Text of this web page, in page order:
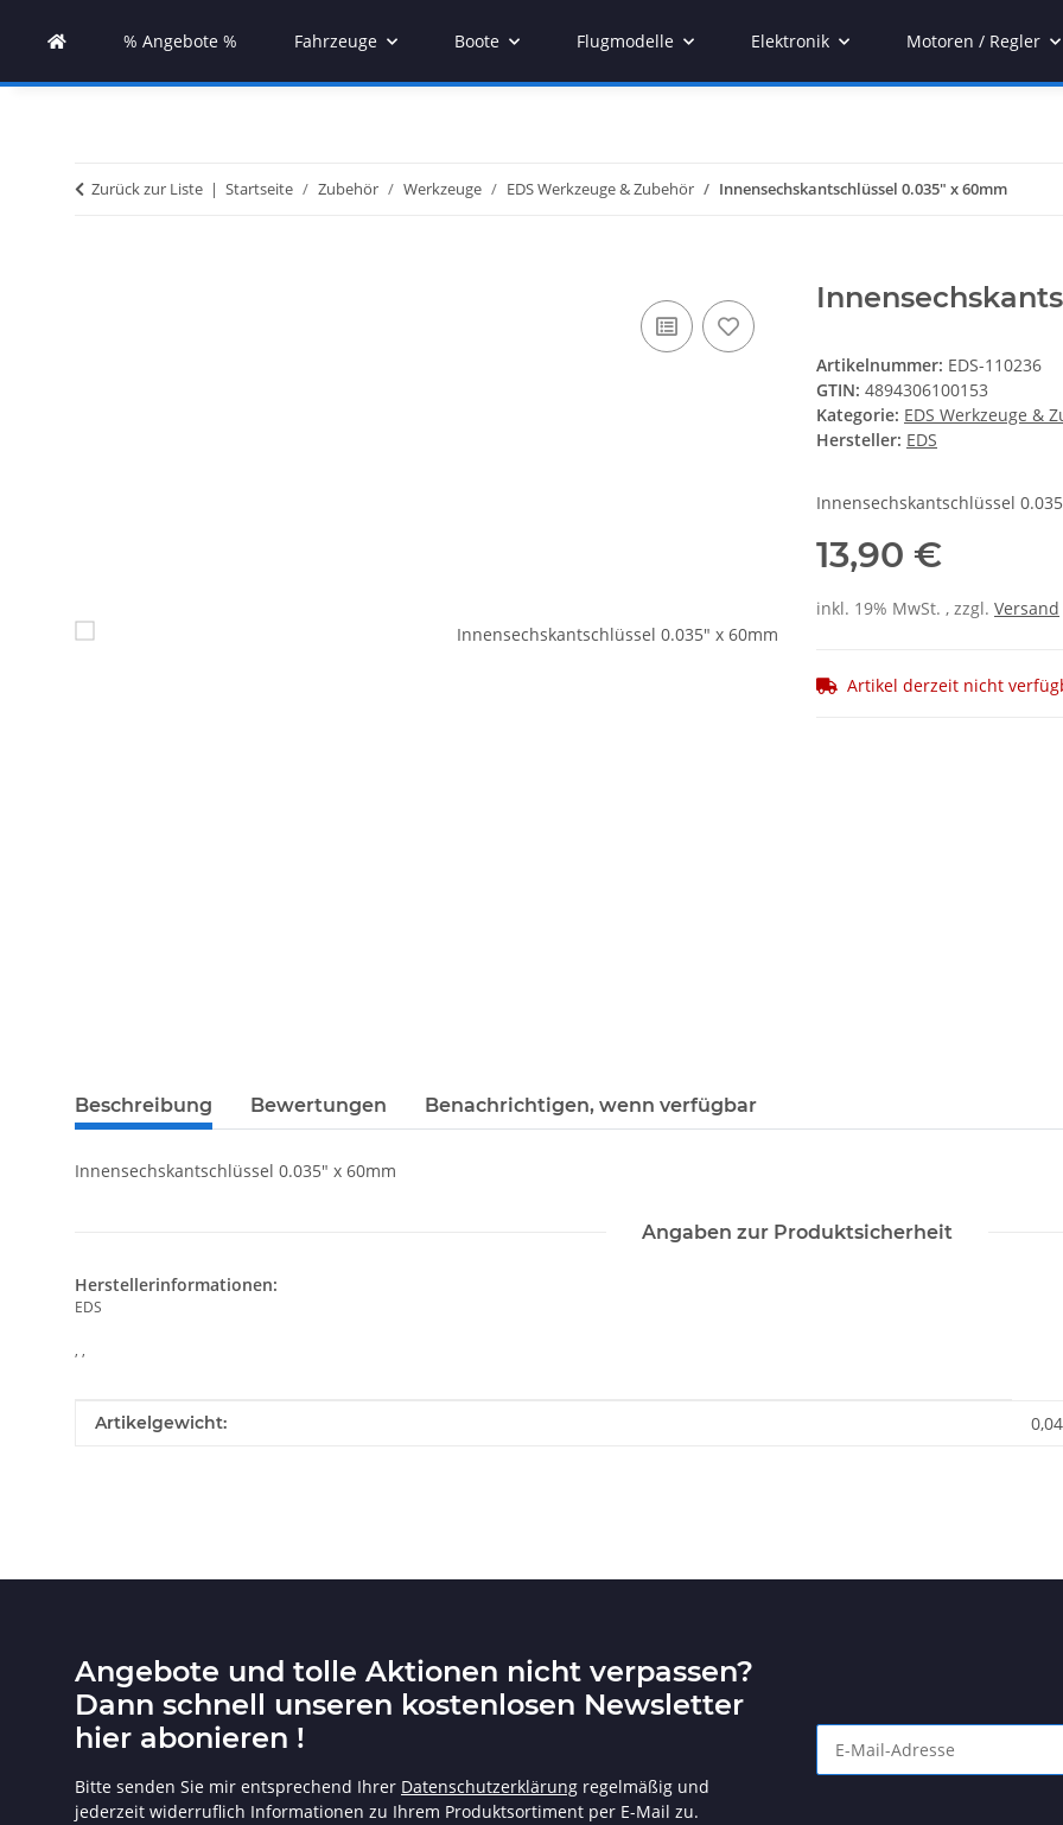
% Angebote % Fahrzeuge Boote Flugmodelle Elektronik Motoren / Regler
Zurück zur Liste Startseite Zubehör Werkzeuge EDS Werkzeuge & Zubehör Innensechskantschlüssel 0.035" x 60mm
Artikelnummer: EDS-110236
GTIN: 4894306100153
Kategorie: EDS Werkzeuge &
Hersteller: EDS
Innensechskantschlüssel
13,90 €
inkl. 19% MwSt. , zzgl. Versand
Artikel derzeit nicht
Beschreibung Bewertungen Benachrichtigen, wenn verfügbar
Innensechskantschlüssel 0.035" x 60mm
Angaben zur Produktsicherheit
Herstellerinformationen:
EDS
, ,
Produkteigenschaft
Wert
Artikelgewicht: 0,04
Angebote und tolle Aktionen nicht verpassen?
Dann schnell unseren kostenlosen Newsletter
hier abonieren !
Bitte senden Sie mir entsprechend Ihrer Datenschutzerklärung regelmäßig und
jederzeit widerruflich Informationen zu Ihrem Produktsortiment per E-Mail zu.